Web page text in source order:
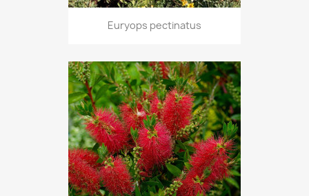
Euryops pectinatus